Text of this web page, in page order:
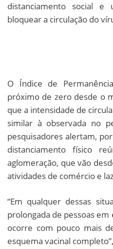
distanciamento social
bloquear a circulação do
O Índice de
próximo de zero desde o
que a intensidade de
similar à observada no
pesquisadores alertam,
distanciamento físico
aglomeração, que vão
atividades de comércio e
“Em qualquer dessas
prolongada de pessoas em
ocorre com pouco mais
esquema vacinal